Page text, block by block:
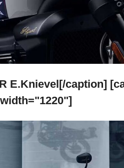
E.Knievel[/caption]